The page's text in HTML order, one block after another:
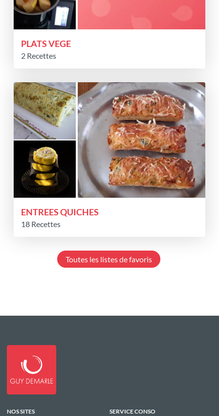
PLATS VEGE
2 Recettes
ENTREES QUICHES
18 Recettes
Toutes les listes de favoris
NOS SITES SERVICE CONSO